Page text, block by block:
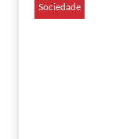
Sociedade